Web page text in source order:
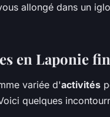
allongé dans un
en Laponie
variée d'activités
quelques